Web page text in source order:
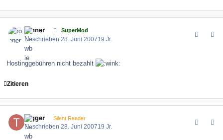
ronner SuperMod
Geschrieben28. Juni 200719 Jr.
Hostinggebühren nicht bezahlt
Zitieren
trigger Silent Reader
Geschrieben28. Juni 200719 Jr.